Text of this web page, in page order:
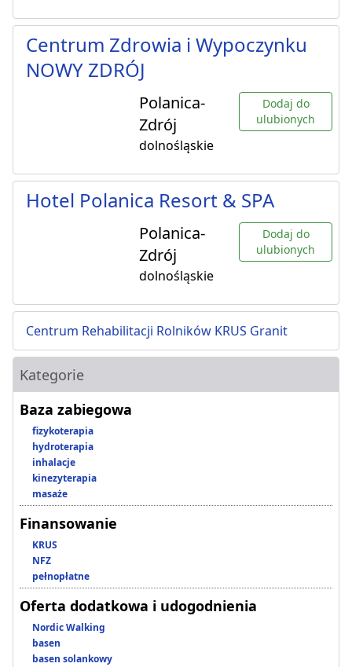
Centrum Zdrowia i Wypoczynku
NOWY ZDRÓJ
Polanica-
Zdrój
dolnośląskie
Dodaj do
ulubionych
Hotel Polanica Resort & SPA
Polanica-
Zdrój
dolnośląskie
Dodaj do
ulubionych
Centrum Rehabilitacji Rolników KRUS Granit
Kategorie
Baza zabiegowa
fizykoterapia
hydroterapia
inhalacje
kinezyterapia
masaże
Finansowanie
KRUS
NFZ
pełnopłatne
Oferta dodatkowa i udogodnienia
Nordic Walking
basen
basen solankowy